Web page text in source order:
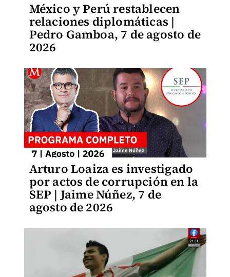
México y Perú restablecen
relaciones diplomáticas |
Pedro Gamboa, 7 de agosto de
2026
Arturo Loaiza es investigado
por actos de corrupción en la
SEP | Jaime Núñez, 7 de
agosto de 2026